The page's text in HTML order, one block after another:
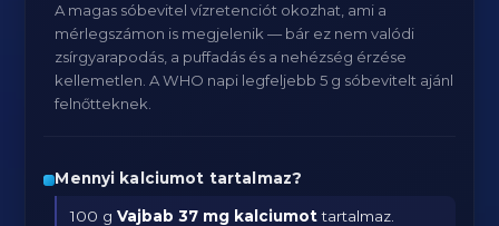
A magas sóbevitel vízretenciót okozhat, ami a
mérlegszámon is megjelenik — bár ez nem valódi
zsírgyarapodás, a puffadás és a nehézség érzése
kellemetlen. A WHO napi legfeljebb 5 g sóbevitelt ajánl
felnőtteknek.
Mennyi kalciumot tartalmaz?
100 gVajbab 37 mg kalciumottartalmaz.